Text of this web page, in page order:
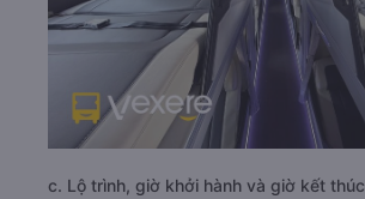
c. Lộ trình, giờ khởi hành và giờ kết